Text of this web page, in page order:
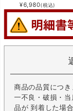
¥6,980(税込)
商品の品質につ
一不良・破損・
品が 到着した場